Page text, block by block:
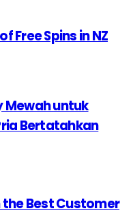
Free Spins in NZ
Mewah untuk
Bertatahkan
the Best Customer